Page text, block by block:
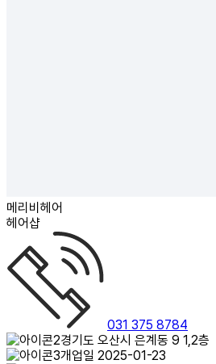
메리비헤어
헤어샵
031 375 8784
경기도 오산시 은계동 9 1,2층
개업일 2025-01-23